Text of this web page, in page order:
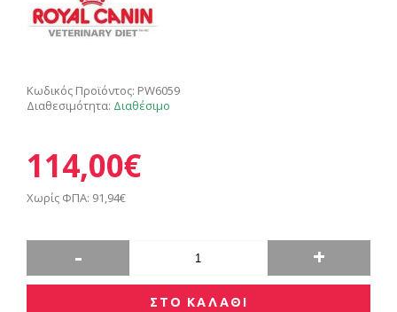
Κωδικός Προϊόντος: PW6059
Διαθεσιμότητα: Διαθέσιμο
114,00€
Χωρίς ΦΠΑ: 91,94€
- +
ΣΤΟ ΚΑΛΑΘΙ